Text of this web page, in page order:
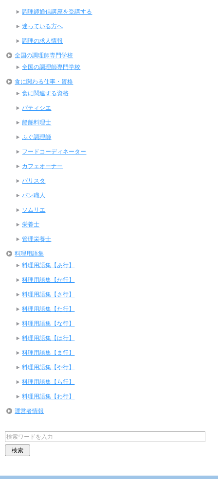
調理師通信講座を受講する
迷っている方へ
調理の求人情報
全国の調理師専門学校
全国の調理師専門学校
食に関わる仕事・資格
食に関連する資格
パティシエ
船舶料理士
ふぐ調理師
フードコーディネーター
カフェオーナー
バリスタ
パン職人
ソムリエ
栄養士
管理栄養士
料理用語集
料理用語集【あ行】
料理用語集【か行】
料理用語集【さ行】
料理用語集【た行】
料理用語集【な行】
料理用語集【は行】
料理用語集【ま行】
料理用語集【や行】
料理用語集【ら行】
料理用語集【わ行】
運営者情報